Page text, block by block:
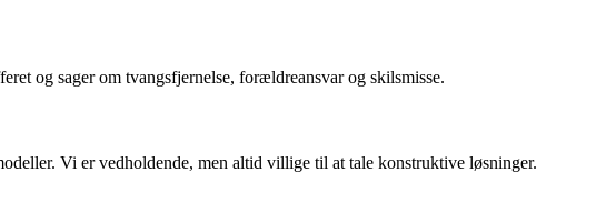
og sager om tvangsfjernelse, forældreansvar og skilsmisse.
Vi er vedholdende, men altid villige til at tale konstruktive løsninger.